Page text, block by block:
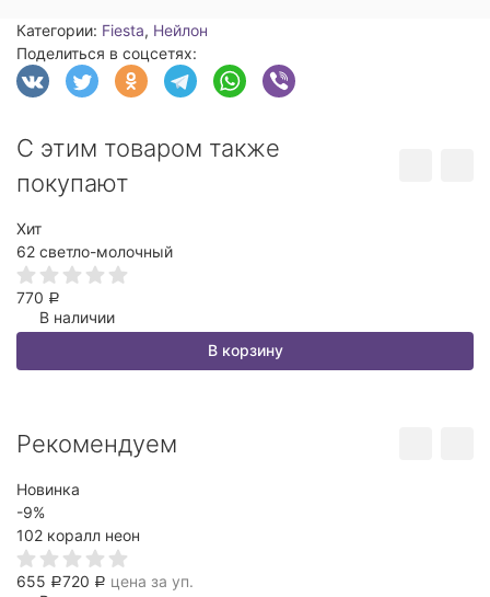
Категории: Fiesta, Нейлон
Поделиться в соцсетях:
С этим товаром также
покупают
Хит
62 светло-молочный
770 Р
В наличии
В корзину
Рекомендуем
Новинка
-9%
102 коралл неон
655 Р720 Р цена за уп.